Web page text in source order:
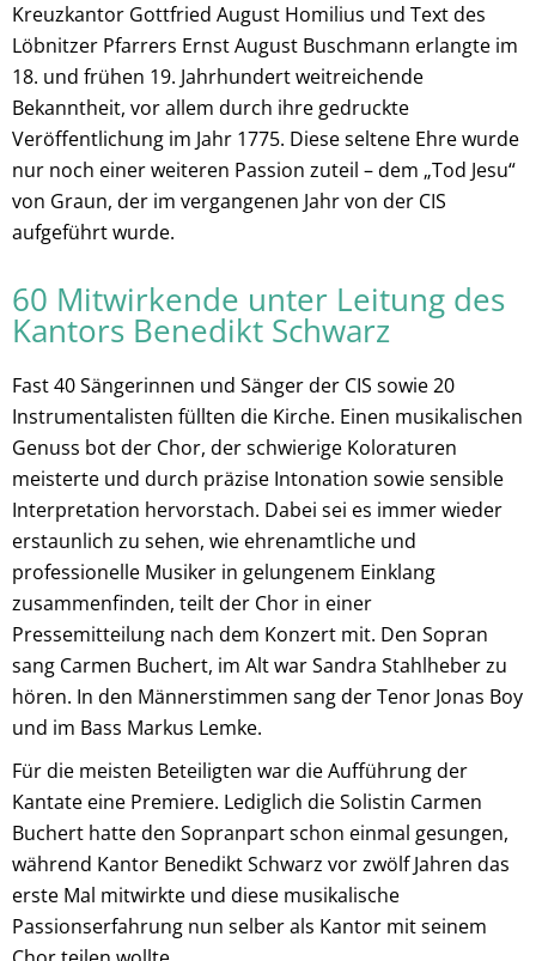
Kreuzkantor Gottfried August Homilius und Text des
Löbnitzer Pfarrers Ernst August Buschmann erlangte im
18. und frühen 19. Jahrhundert weitreichende
Bekanntheit, vor allem durch ihre gedruckte
Veröffentlichung im Jahr 1775. Diese seltene Ehre wurde
nur noch einer weiteren Passion zuteil – dem „Tod Jesu“
von Graun, der im vergangenen Jahr von der CIS
aufgeführt wurde.
60 Mitwirkende unter Leitung des
Kantors Benedikt Schwarz
Fast 40 Sängerinnen und Sänger der CIS sowie 20
Instrumentalisten füllten die Kirche. Einen musikalischen
Genuss bot der Chor, der schwierige Koloraturen
meisterte und durch präzise Intonation sowie sensible
Interpretation hervorstach. Dabei sei es immer wieder
erstaunlich zu sehen, wie ehrenamtliche und
professionelle Musiker in gelungenem Einklang
zusammenfinden, teilt der Chor in einer
Pressemitteilung nach dem Konzert mit. Den Sopran
sang Carmen Buchert, im Alt war Sandra Stahlheber zu
hören. In den Männerstimmen sang der Tenor Jonas Boy
und im Bass Markus Lemke.
Für die meisten Beteiligten war die Aufführung der
Kantate eine Premiere. Lediglich die Solistin Carmen
Buchert hatte den Sopranpart schon einmal gesungen,
während Kantor Benedikt Schwarz vor zwölf Jahren das
erste Mal mitwirkte und diese musikalische
Passionserfahrung nun selber als Kantor mit seinem